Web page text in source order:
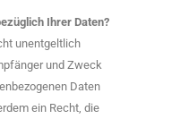
Ihrer Daten?
unentgeltlich
und Zweck
Daten
ein Recht, die